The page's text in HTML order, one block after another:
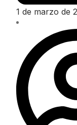
1 de marzo de